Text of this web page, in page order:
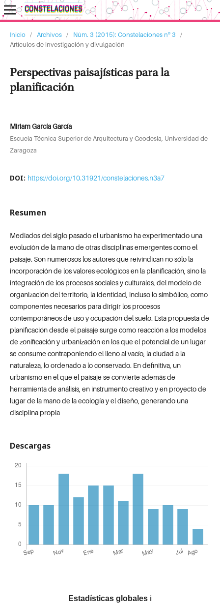
Inicio / Archivos / Núm. 3 (2015): Constelaciones nº 3
/
Artículos de investigación y divulgación
Perspectivas paisajísticas para la
planificación
Miriam García García
Escuela Técnica Superior de Arquitectura y Geodesia, Universidad de
Zaragoza
DOI: https://doi.org/10.31921/constelaciones.n3a7
Resumen
Mediados del siglo pasado el urbanismo ha experimentado una
evolución de la mano de otras disciplinas emergentes como el
paisaje. Son numerosos los autores que reivindican no sólo la
incorporación de los valores ecológicos en la planificación, sino la
integración de los procesos sociales y culturales, del modelo de
organización del territorio, la identidad, incluso lo simbólico, como
componentes necesarios para dirigir los procesos
contemporáneos de uso y ocupación del suelo. Esta propuesta de
planificación desde el paisaje surge como reacción a los modelos
de zonificación y urbanización en los que el potencial de un lugar
se consume contraponiendo el lleno al vacío, la ciudad a la
naturaleza, lo ordenado a lo conservado. En definitiva, un
urbanismo en el que el paisaje se convierte además de
herramienta de análisis, en instrumento creativo y en proyecto de
lugar de la mano de la ecología y el diseño, generando una
disciplina propia
Descargas
Estadísticas globales ℹ️